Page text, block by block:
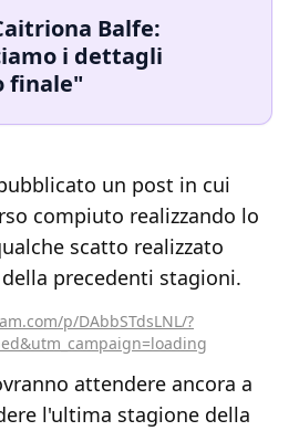
Balfe:
i dettagli
finale"
un post in cui
compiuto realizzando lo
scatto realizzato
precedenti stagioni.
p/DAbbSTdsLNL/?
attendere ancora a
l'ultima stagione della